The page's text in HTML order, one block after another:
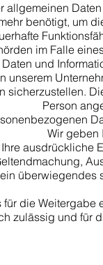
allgemeinen
benötigt, um
im Falle
und
unserem
sicherzustellen.
Person
Wir geben
ausdrückliche
die Weitergabe
zulässig und für